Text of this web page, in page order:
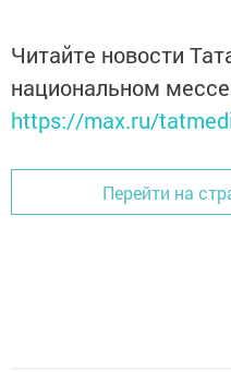
Читайте новости
национальном
https://max.ru/
Перейти на